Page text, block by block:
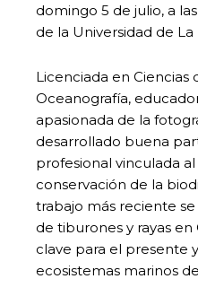
domingo 5 de julio, a
de la Universidad de La
Licenciada en Ciencias
Oceanografía,
apasionada de la
desarrollado buena
profesional vinculada
conservación de la
trabajo más reciente
de tiburones y rayas en
clave para el presente
ecosistemas marinos